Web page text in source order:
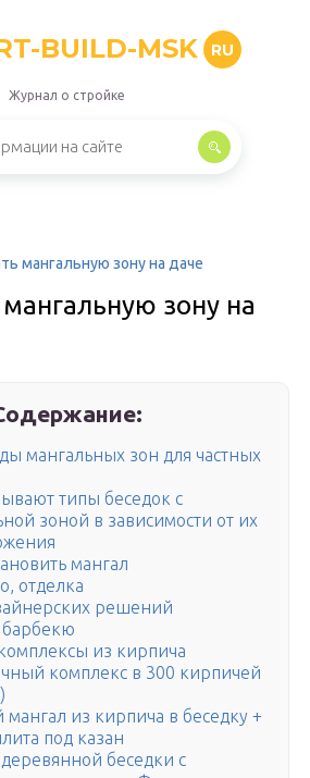
BUILD-MSK RU
Журнал о стройке
мангальную зону на даче
зону на
мангальных зон для частных
типы беседок с
зоной в зависимости от их
мангал
отделка
решений
из кирпича
комплекс в 300 кирпичей
мангал из кирпича в беседку +
под казан
беседки с